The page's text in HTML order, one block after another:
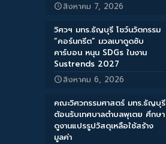
สิงหาคม 7, 2026
วิศวฯ มทร.ธัญบุรี โชว์นวัตกรรม
“คอร์นกรีต” มวลเบาดูดซับ
คาร์บอน หนุน SDGs ในงาน
Sustrends 2027
สิงหาคม 6, 2026
คณะวิศวกรรมศาสตร์ มทร.ธัญบุรี
ต้อนรับเทศบาลตำบลพุเตย ศึกษา
ดูงานแปรรูปวัสดุเหลือใช้สร้าง
มูลค่า